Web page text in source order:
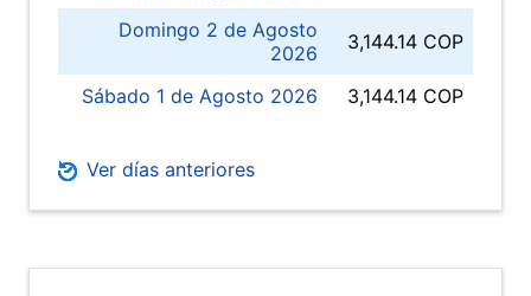
Domingo 2 de Agosto
2026
3,144.14 COP
Sábado 1 de Agosto 2026 3,144.14 COP
Ver días anteriores